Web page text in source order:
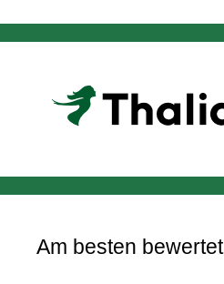
Am besten bewertet